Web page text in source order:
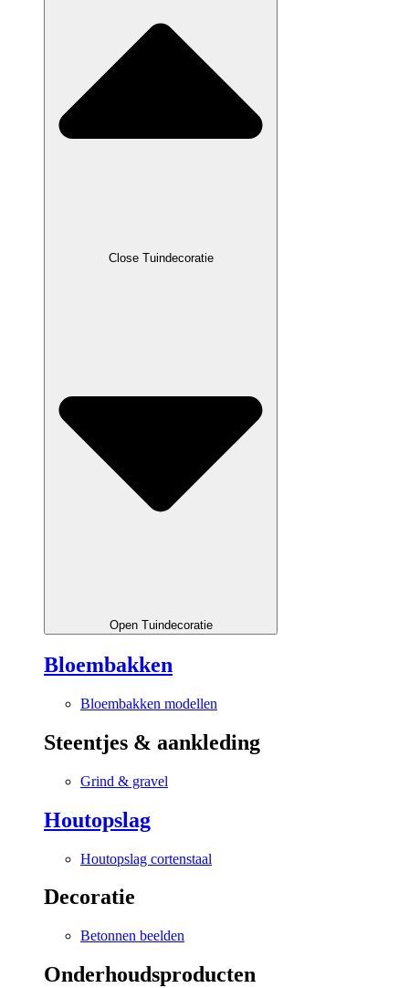
Close Tuindecoratie
Open Tuindecoratie
Bloembakken
Bloembakken modellen
Steentjes & aankleding
Grind & gravel
Houtopslag
Houtopslag cortenstaal
Decoratie
Betonnen beelden
Onderhoudsproducten